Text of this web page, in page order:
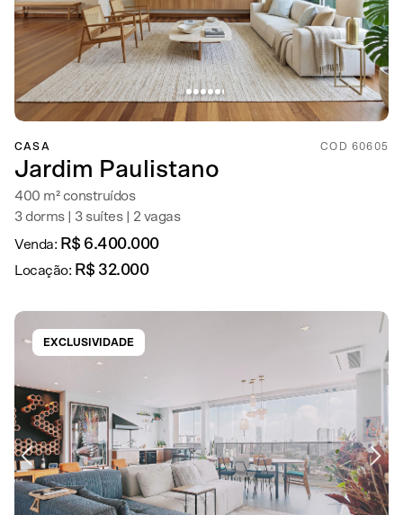
CASA COD 60605
Jardim Paulistano
400 m² construídos
3 dorms | 3 suítes | 2 vagas
Venda: R$ 6.400.000
Locação: R$ 32.000
EXCLUSIVIDADE